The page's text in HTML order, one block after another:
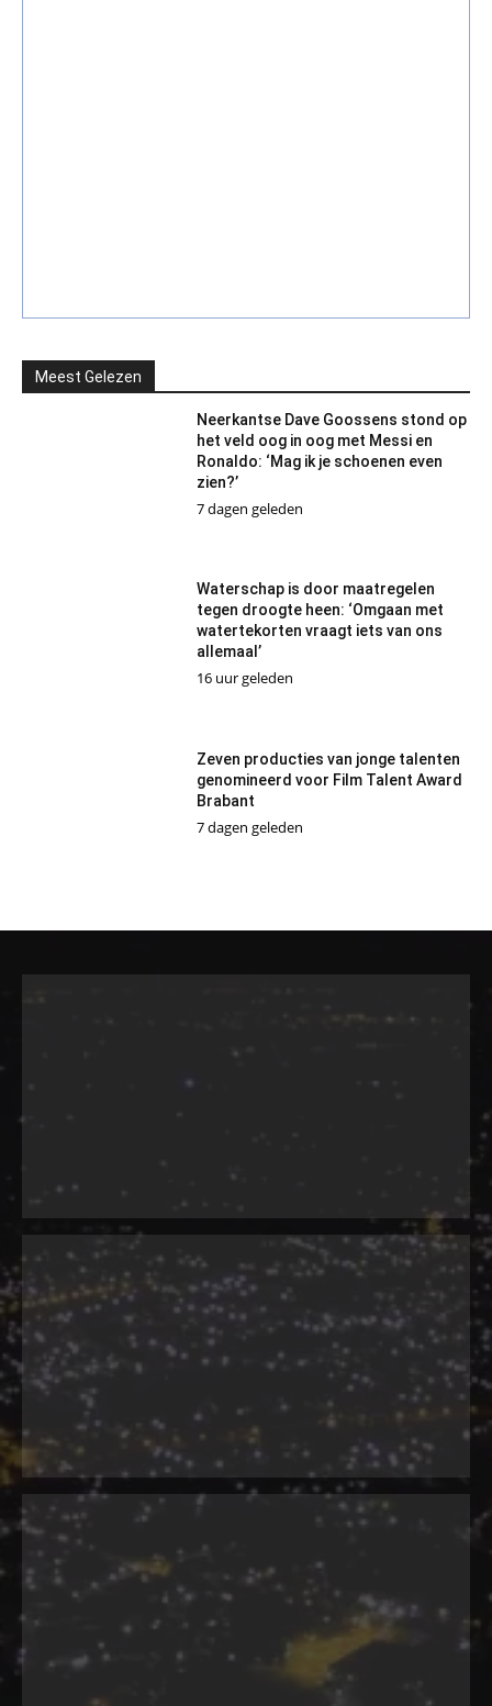
Meest Gelezen
Neerkantse Dave Goossens stond op
het veld oog in oog met Messi en
Ronaldo: ‘Mag ik je schoenen even
zien?’
7 dagen geleden
Waterschap is door maatregelen
tegen droogte heen: ‘Omgaan met
watertekorten vraagt iets van ons
allemaal’
16 uur geleden
Zeven producties van jonge talenten
genomineerd voor Film Talent Award
Brabant
7 dagen geleden